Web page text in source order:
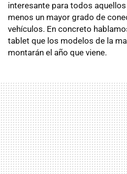
interesante para todos
menos un mayor grado de
vehículos. En concreto
tablet que los modelos de la
montarán el año que viene.